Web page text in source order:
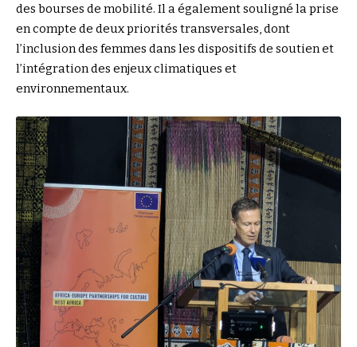
des bourses de mobilité. Il a également souligné la prise
en compte de deux priorités transversales, dont
l’inclusion des femmes dans les dispositifs de soutien et
l’intégration des enjeux climatiques et
environnementaux.